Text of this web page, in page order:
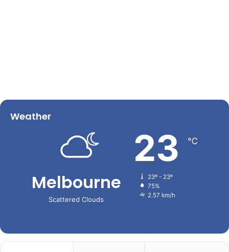
Weather
Melbourne
Scattered Clouds
23 ℃
23º - 23º
75%
2.57 km/h